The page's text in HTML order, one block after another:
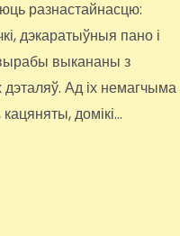
разнастайнасцю:
дэкаратыўныя пано і
вырабы выкананы з
Ад іх немагчыма
домікі…